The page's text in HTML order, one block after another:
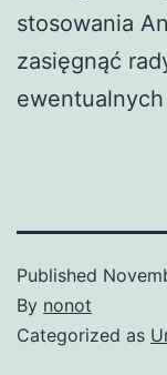
stosowania
zasięgnąć
Published
By nonot
Categorized as